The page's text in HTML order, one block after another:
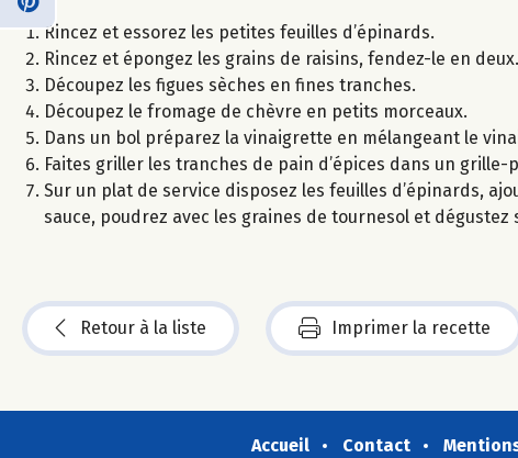
Rincez et essorez les petites feuilles d’épinards.
Rincez et épongez les grains de raisins, fendez-le en deux.
Découpez les figues sèches en fines tranches.
Découpez le fromage de chèvre en petits morceaux.
Dans un bol préparez la vinaigrette en mélangeant le
Faites griller les tranches de pain d’épices dans un
Sur un plat de service disposez les feuilles d’épinards,
sauce, poudrez avec les graines de tournesol et dégustez
Retour à la liste Imprimer la recette
Accueil Contact